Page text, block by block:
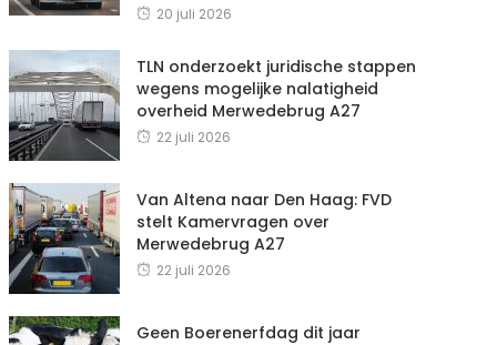
20 juli 2026
TLN onderzoekt juridische stappen
wegens mogelijke nalatigheid
overheid Merwedebrug A27
22 juli 2026
Van Altena naar Den Haag: FVD
stelt Kamervragen over
Merwedebrug A27
22 juli 2026
Geen Boerenerfdag dit jaar